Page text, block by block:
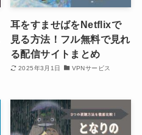
耳をすませばをNetflixで
見る方法！フル無料で見れ
る配信サイトまとめ
2025年3月1日 VPNサービス